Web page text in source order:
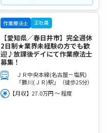
作業療法士 正社員
【愛知県／春日井市】完全週休
2日制★業界未経験の方でも歓
迎♪放課後デイにて作業療法士
募集！
ＪＲ中央本線(名古屋－塩尻)
「勝川(ＪＲ)駅」（徒歩25分）
【月収】27.0万円 ～ 程度